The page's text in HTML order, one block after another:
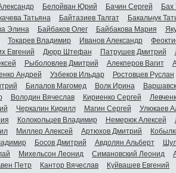
Белойван Юрий Бачин Сергей Бах
Татьяна Байтазиев Талгат Бакальчук
Элина Байбаков Олег Байбакова Мария
Токарев Владимир Иванов Александр
Евгений Дюрр Штефан Патрушев Дмитрий
Рыболовлев Дмитрий Алекперов Вагит
Андрей Узбеков Ильдар Ростовцев Руслан
Билалов Магомед Волк Ирина
Володин Вячеслав Кириенко Сергей
Черкалин Кирилл Магин Сергей Улюкаев
Колокольцев Владимир Немерюк Алексей
Миллер Алексей Артюхов Дмитрий
Босов Дмитрий Авдолян Альберт
Михельсон Леонид Симановский Леонид
Петр Кантор Вячеслав Куйвашев Евгений